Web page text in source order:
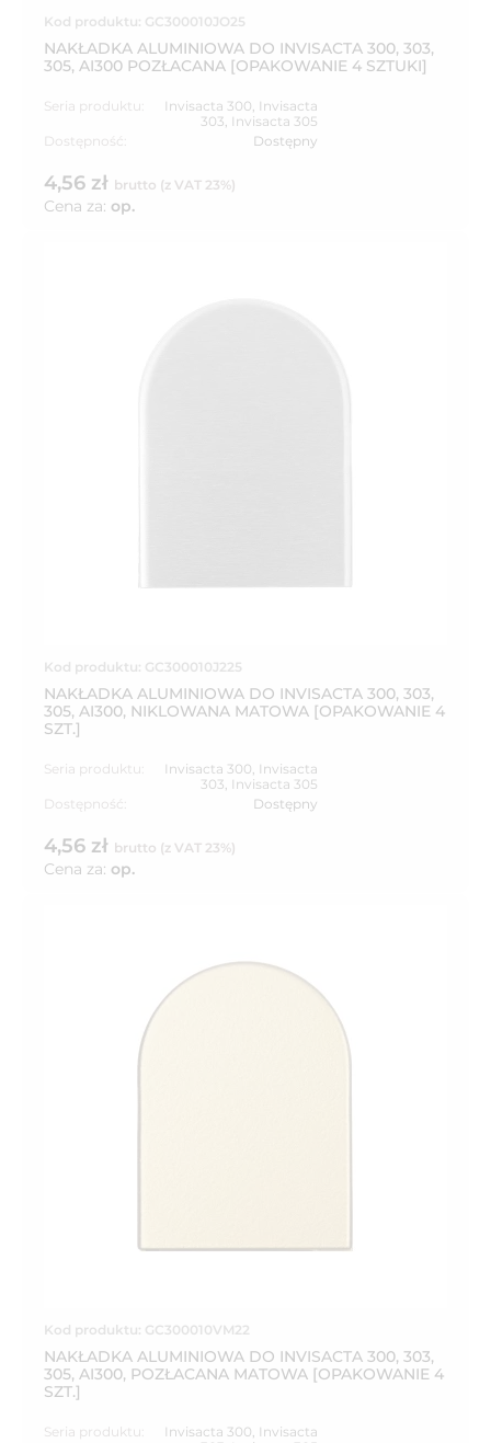
Kod produktu: GC300010JO25
NAKŁADKA ALUMINIOWA DO INVISACTA 300, 303,
305, AI300 POZŁACANA [OPAKOWANIE 4 SZTUKI]
Seria produktu: Invisacta 300, Invisacta
303, Invisacta 305
Dostępność:
Dostępny
4,56 zł brutto (z VAT 23%)
Cena za: op.
Kod produktu: GC300010J225
NAKŁADKA ALUMINIOWA DO INVISACTA 300, 303,
305, AI300, NIKLOWANA MATOWA [OPAKOWANIE 4
SZT.]
Seria produktu: Invisacta 300, Invisacta
303, Invisacta 305
Dostępność:
Dostępny
4,56 zł brutto (z VAT 23%)
Cena za: op.
Kod produktu: GC300010VM22
NAKŁADKA ALUMINIOWA DO INVISACTA 300, 303,
305, AI300, POZŁACANA MATOWA [OPAKOWANIE 4
SZT.]
Seria produktu: Invisacta 300, Invisacta